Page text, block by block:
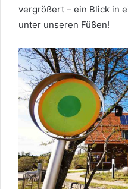
vergrößert – ein Blick in
unter unseren Füßen!